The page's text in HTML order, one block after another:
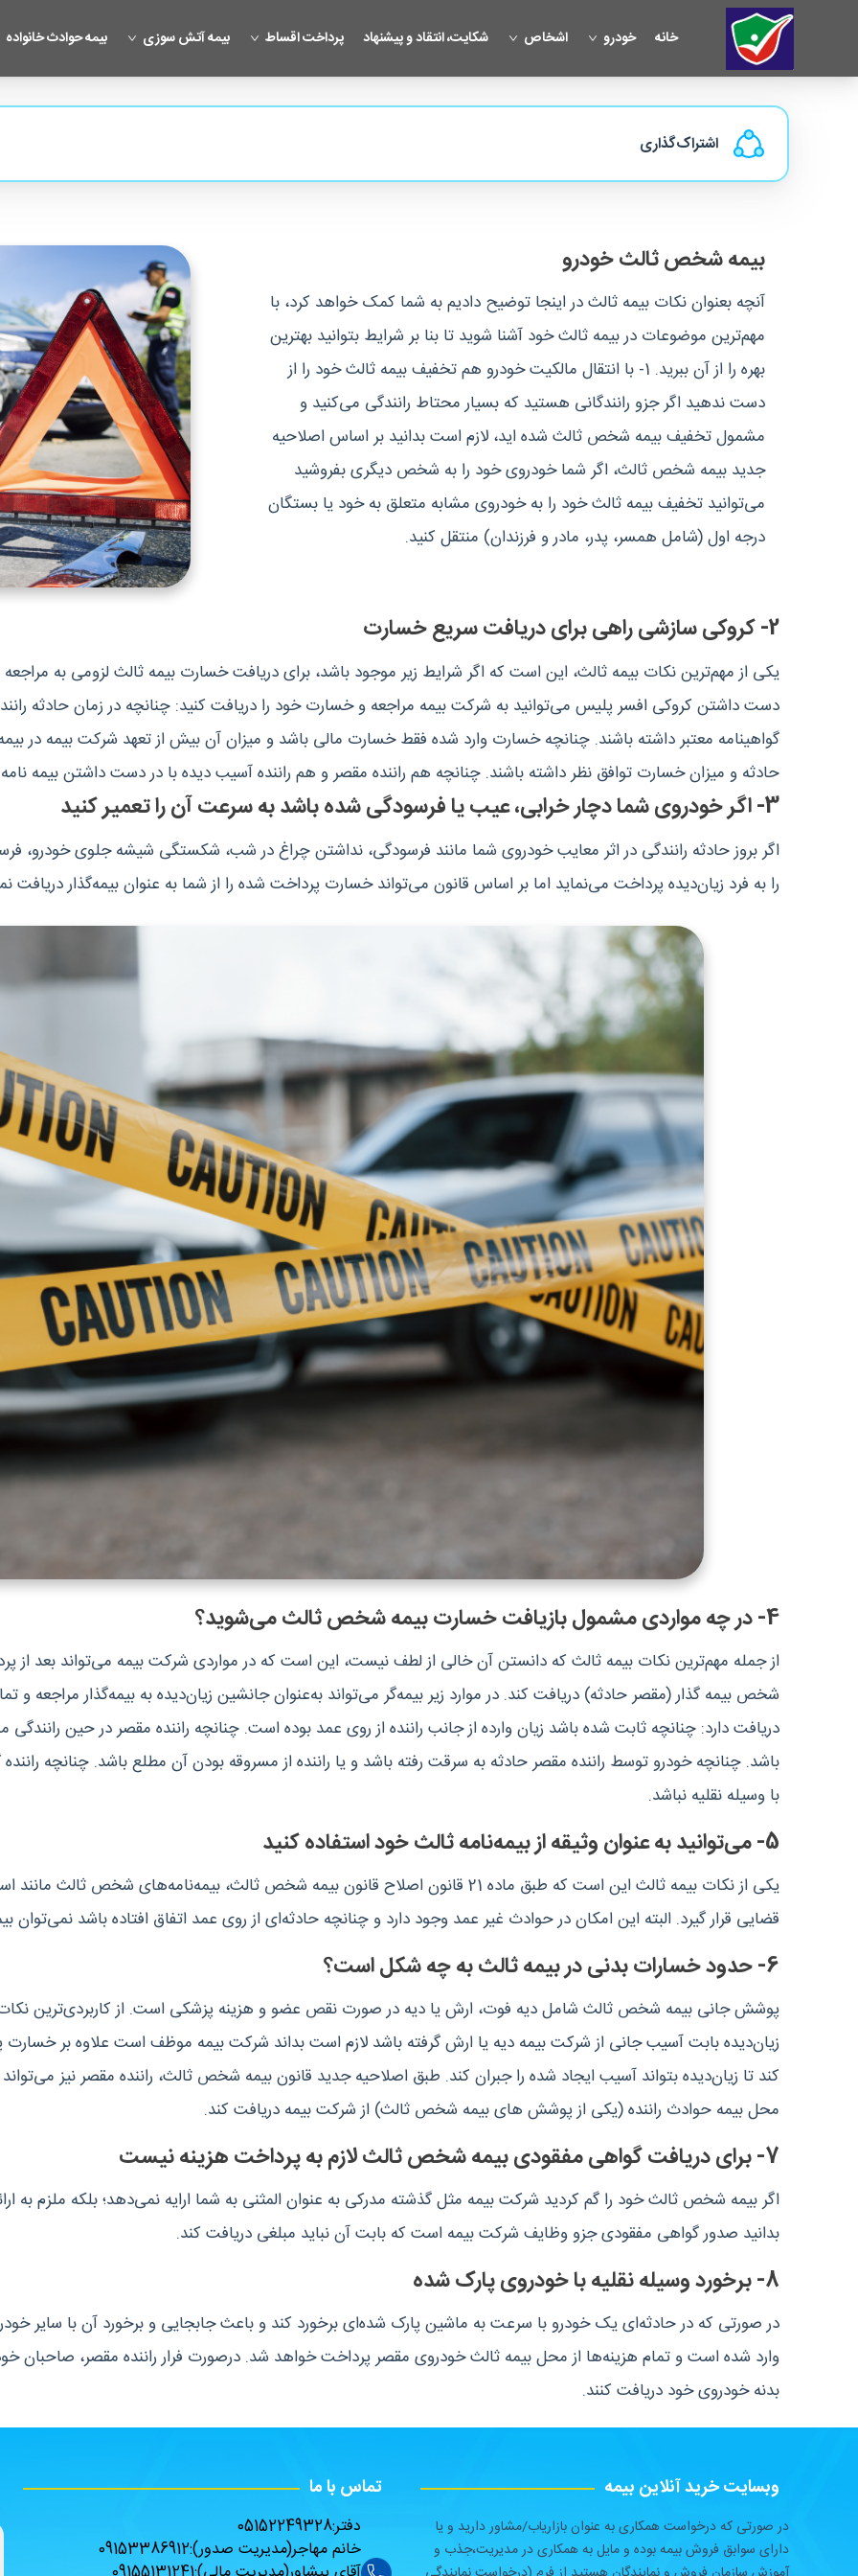
خانه خودرو اشخاص شکایت، انتقاد و پیشنهاد پرداخت اقساط بیمه آتش سوزی بیمه حوادث خانواده
اشتراک‌گذاری
بیمه شخص ثالث خودرو
آنچه بعنوان نکات بیمه ثالث در اینجا توضیح دادیم به شما کمک خواهد کرد، با
مهم‌ترین موضوعات در بیمه ثالث خود آشنا شوید تا بنا بر شرایط بتوانید بهترین
بهره را از آن ببرید. 1- با انتقال مالکیت خودرو هم تخفیف بیمه ثالث خود را از
دست ندهید اگر جزو رانندگانی هستید که بسیار محتاط رانندگی می‌کنید و
مشمول تخفیف بیمه شخص ثالث شده اید، لازم است بدانید بر اساس اصلاحیه
جدید بیمه شخص ثالث،‌ اگر شما خودروی خود را به شخص دیگری بفروشید
می‌توانید تخفیف بیمه ثالث خود را به خودروی مشابه متعلق به خود یا بستگان
درجه اول (شامل همسر، پدر، مادر و فرزندان) منتقل کنید.
2- کروکی سازشی راهی برای دریافت سریع خسارت
یکی از مهم‌ترین نکات بیمه ثالث، این است که اگر شرایط زیر موجود باشد، برای دریافت خسارت بیمه ثالث لزومی به
دست داشتن کروکی افسر پلیس می‌توانید به شرکت بیمه مراجعه و خسارت خود را دریافت کنید: چنانچه در زمان حادثه
گواهینامه معتبر داشته باشند. چنانچه خسارت وارد شده فقط خسارت مالی باشد و میزان آن بیش از تعهد شرکت بیمه در
حادثه و میزان خسارت توافق نظر داشته باشند. چنانچه هم راننده مقصر و هم راننده آسیب دیده با در دست داشتن بیمه
3- اگر خودروی شما دچار خرابی، عیب یا فرسودگی شده باشد به سرعت آن را تعمیر کنید
اگر بروز حادثه رانندگی در اثر معایب خودروی شما مانند فرسودگی، نداشتن چراغ در شب، شکستگی شیشه جلوی خودرو،
را به فرد زیان‌دیده پرداخت می‌نماید اما بر اساس قانون می‌تواند خسارت پرداخت شده را از شما به عنوان بیمه‌گذار دریافت
4- در چه مواردی مشمول بازیافت خسارت بیمه شخص ثالث‌ می‌شوید؟
از جمله مهم‌ترین نکات بیمه ثالث که دانستن آن خالی از لطف نیست، این است که در مواردی شرکت بیمه می‌تواند بعد
شخص بیمه گذار (مقصر حادثه) دریافت کند. در موارد زیر بیمه‌گر‌ می‌تواند به‌عنوان جانشین زیان‌دیده به بیمه‌گذار مراجعه و
دریافت دارد: چنانچه ثابت شده باشد زیان وارده از جانب راننده از روی عمد بوده است. چنانچه راننده مقصر در حین رانندگی
باشد. چنانچه خودرو توسط راننده مقصر حادثه به سرقت رفته باشد و یا راننده از مسروقه بودن آن مطلع باشد. چنانچه
با وسیله نقلیه نباشد.
5- می‌توانید به عنوان وثیقه از بیمه‌نامه ثالث خود استفاده کنید
یکی از نکات بیمه ثالث این است که طبق ماده 21 قانون اصلاح قانون بیمه شخص ثالث، بیمه‌نامه‌های
قضایی قرار گیرد. البته این امکان در حوادث غیر عمد وجود دارد و چنانچه حادثه‌ای از روی عمد اتفاق افتاده باشد نمی‌توان
6- حدود خسارات بدنی در بیمه ثالث به چه شکل است؟
پوشش جانی بیمه شخص ثالث شامل دیه فوت، ارش یا دیه در صورت نقص عضو و هزینه پزشکی است. از کاربردی‌ترین
زیان‌دیده بابت آسیب جانی از شرکت بیمه دیه یا ارش گرفته باشد لازم است بداند شرکت بیمه موظف است علاوه بر
کند تا زیان‌دیده بتواند آسیب ایجاد شده را جبران کند. طبق اصلاحیه جدید قانون بیمه شخص ثالث، راننده مقصر نیز
محل بیمه حوادث راننده (یکی از پوشش های بیمه شخص ثالث) از شرکت بیمه دریافت کند.
7- برای دریافت گواهی مفقودی بیمه شخص ثالث لازم به پرداخت هزینه نیست
اگر بیمه شخص ثالث خود را گم کردید شرکت بیمه مثل گذشته مدرکی به عنوان المثنی به شما ارایه نمی‌دهد؛ بلکه ملزم
بدانید صدور گواهی مفقودی جزو وظایف شرکت بیمه است که بابت آن نباید مبلغی دریافت کند.
8- برخورد وسیله نقلیه با خودروی پارک شده
در صورتی که در حادثه‌ای یک خودرو با سرعت به ماشین‌ پارک شده‌ای برخورد کند و باعث جابجایی و برخورد آن با سایر
وارد شده است و تمام هزینه‌ها از محل بیمه ثالث خودروی مقصر پرداخت خواهد شد. درصورت فرار راننده مقصر، صاحبان
بدنه خودروی خود دریافت کنند.
وبسایت خرید آنلاین بیمه
در صورتی که درخواست همکاری به عنوان بازاریاب/مشاور دارید و یا
دارای سوابق فروش بیمه بوده و مایل به همکاری در مدیریت،جذب و
تماس با ما
دفتر:05152249328
خانم مهاجر(مدیریت صدور):09153386912